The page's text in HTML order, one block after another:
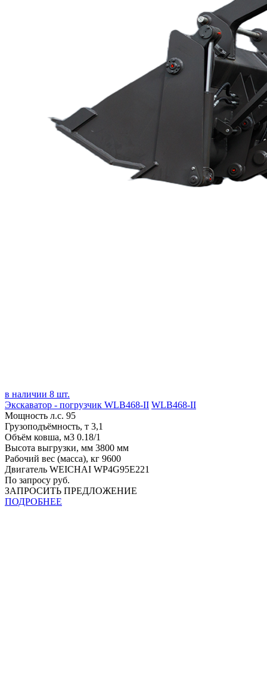
в наличии 8 шт.
Экскаватор - погрузчик WLB468-II WLB468-II
Мощность л.с. 95
Грузоподъёмность, т 3,1
Объём ковша, м3 0.18/1
Высота выгрузки, мм 3800 мм
Рабочий вес (масса), кг 9600
Двигатель WEICHAI WP4G95E221
По запросу руб.
ЗАПРОСИТЬ ПРЕДЛОЖЕНИЕ
ПОДРОБНЕЕ